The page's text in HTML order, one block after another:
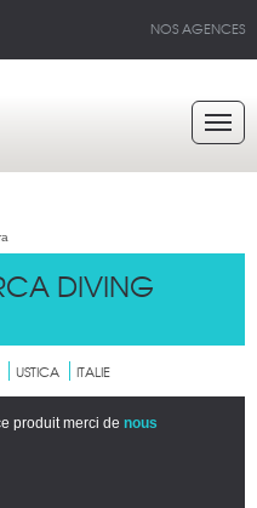
NOS AGENCES
DIVING
USTICA ITALIE
produit merci de nous